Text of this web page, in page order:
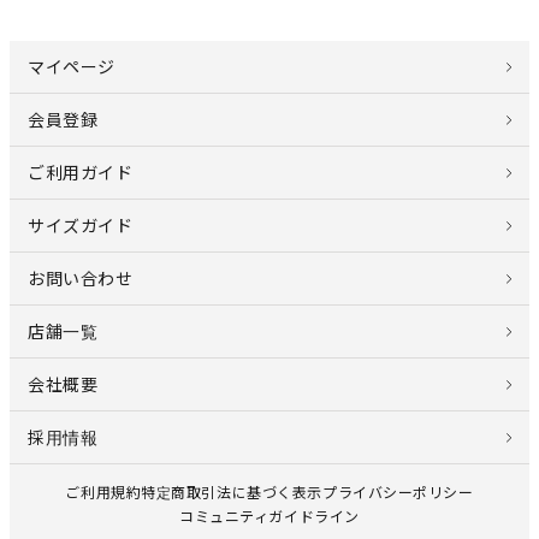
マイページ
会員登録
ご利用ガイド
サイズガイド
お問い合わせ
店舗一覧
会社概要
採用情報
ご利用規約特定商取引法に基づく表示プライバシーポリシー
コミュニティガイドライン